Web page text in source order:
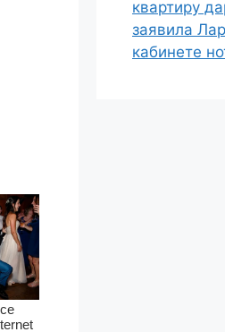
квартиру
заявила
кабинете